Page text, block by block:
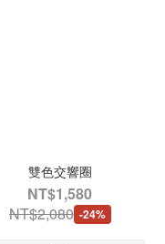
雙色交響圈
NT$1,580
NT$2,080 -24%